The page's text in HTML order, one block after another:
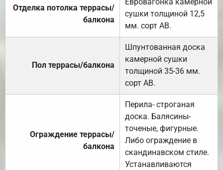
Отделка потолка террасы/
балкона
сушки толщиной 12,5
мм. сорт АВ.
Пол террасы/балкона
Шпунтованная доска
камерной сушки
толщиной 35-36 мм.
сорт АВ.
Ограждение террасы/
балкона
Перила- строганая
доска. Балясины-
точеные, фигурные.
Либо ограждение в
скандинавском стиле.
Устанавливаются